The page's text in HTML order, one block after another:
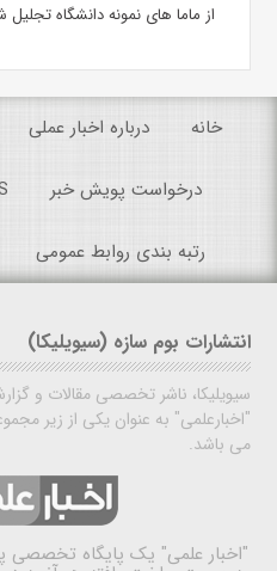
از ماما های نمونه دانشگاه تجلیل
خانه درباره اخبار عملی
درخواست پویش خبر
رتبه بندی روابط عمومی
انتشارات بوم سازه (سیویلیکا)
سیویلیکا، ناشر تخصصی مقالات و
"اخبارعلمی" به عنوان یکی از زیر
می باشد.
"اخبار علمی" یک پایگاه تخصصی